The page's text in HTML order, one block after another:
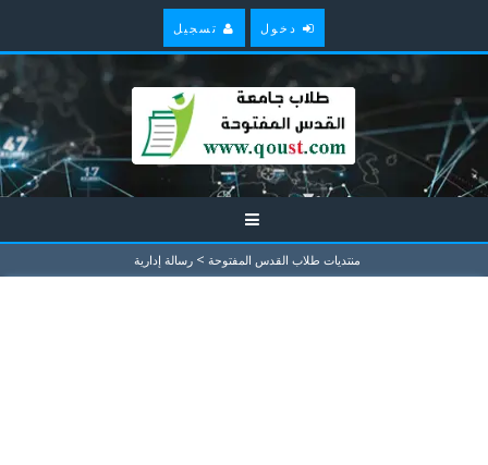
دخول تسجيل
منتديات طلاب القدس المفتوحة > رسالة إدارية